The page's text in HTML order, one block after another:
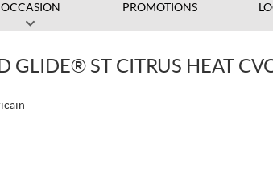
OCCASION PROMOTIONS
GLIDE® ST CITRUS HEAT